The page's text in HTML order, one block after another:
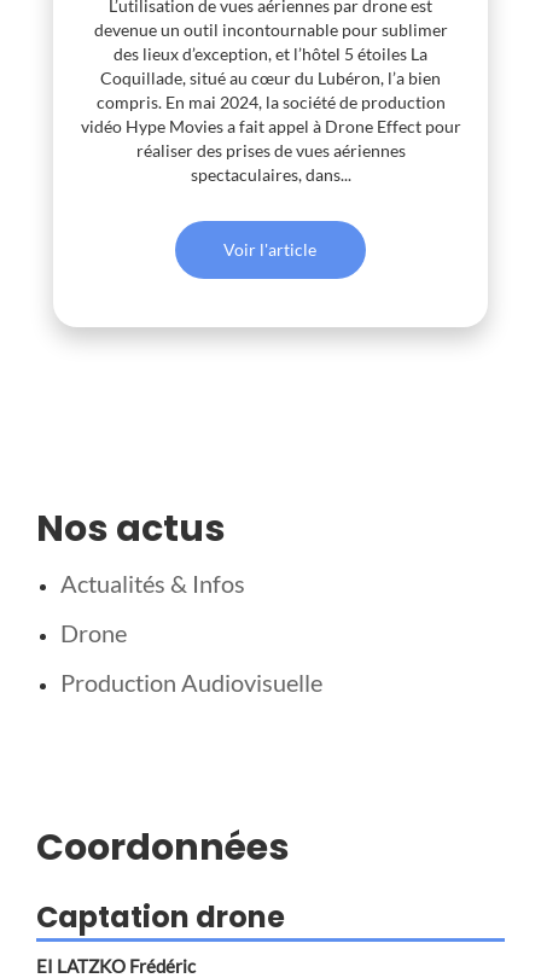
L’utilisation de vues aériennes par drone est
devenue un outil incontournable pour sublimer
des lieux d’exception, et l’hôtel 5 étoiles La
Coquillade, situé au cœur du Lubéron, l’a bien
compris. En mai 2024, la société de production
vidéo Hype Movies a fait appel à Drone Effect pour
réaliser des prises de vues aériennes
spectaculaires, dans...
Voir l'article
Nos actus
Actualités & Infos
Drone
Production Audiovisuelle
Coordonnées
Captation drone
EI LATZKO Frédéric